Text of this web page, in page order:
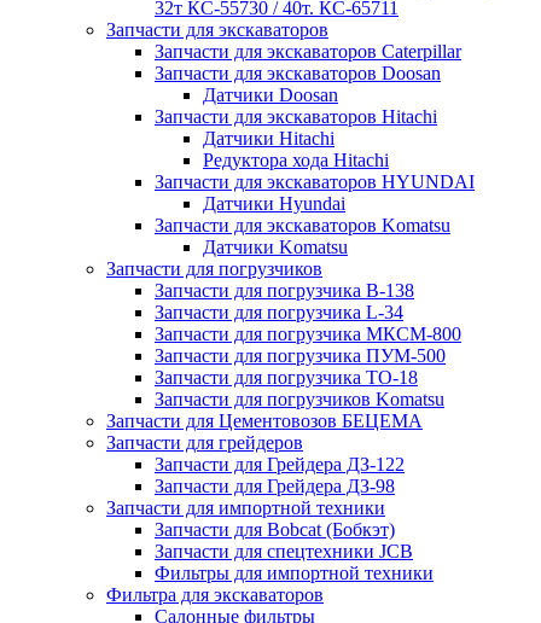
32т КС-55730 / 40т. КС-65711
Запчасти для экскаваторов
Запчасти для экскаваторов Caterpillar
Запчасти для экскаваторов Doosan
Датчики Doosan
Запчасти для экскаваторов Hitachi
Датчики Hitachi
Редуктора хода Hitachi
Запчасти для экскаваторов HYUNDAI
Датчики Hyundai
Запчасти для экскаваторов Komatsu
Датчики Komatsu
Запчасти для погрузчиков
Запчасти для погрузчика B-138
Запчасти для погрузчика L-34
Запчасти для погрузчика МКСМ-800
Запчасти для погрузчика ПУМ-500
Запчасти для погрузчика ТО-18
Запчасти для погрузчиков Komatsu
Запчасти для Цементовозов БЕЦЕМА
Запчасти для грейдеров
Запчасти для Грейдера ДЗ-122
Запчасти для Грейдера ДЗ-98
Запчасти для импортной техники
Запчасти для Bobcat (Бобкэт)
Запчасти для спецтехники JCB
Фильтры для импортной техники
Фильтра для экскаваторов
Салонные фильтры